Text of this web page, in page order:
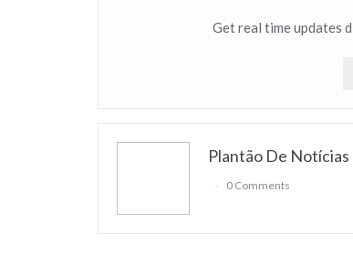
Get real time updates
Plantão De Notícias
0 Comments